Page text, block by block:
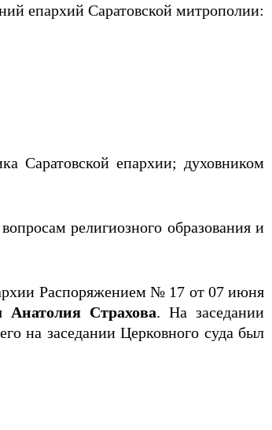
епархий Саратовской митрополии:
Саратовской епархии; духовником
религиозного образования и
Распоряжением № 17 от 07 июня
Анатолия Страхова. На заседании
на заседании Церковного суда был